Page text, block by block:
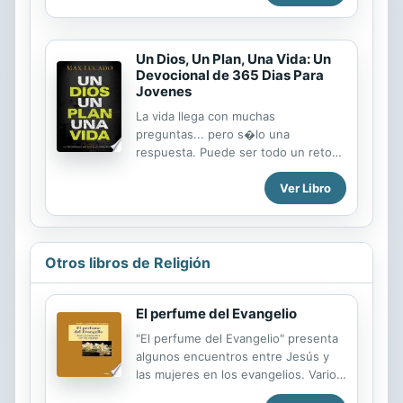
Un Dios, Un Plan, Una Vida: Un
Devocional de 365 Dias Para
Jovenes
La vida llega con muchas
preguntas... pero s�lo una
respuesta. Puede ser todo un reto
entender la vida, especialmente con
todos los cambios y la locura de tus
a�os de adolescencia. En un mundo
lleno de presi�n, necesitas
diariamente la seguridad de saber
que DIos est� contigo, pase lo que
j�venes, basados en escritos del
autor de �xitos de ventas Max
Lucado, ofrece maneras
significativas de conectar con Dios y
vivir la vida que El ha planeado para
ti. Un Dios, un plan, una vida aborda
Ver Libro
Otros libros de Religión
El perfume del Evangelio
"El perfume del Evangelio" presenta
algunos encuentros entre Jesús y
las mujeres en los evangelios. Varios
pasajes se caracterizan por la